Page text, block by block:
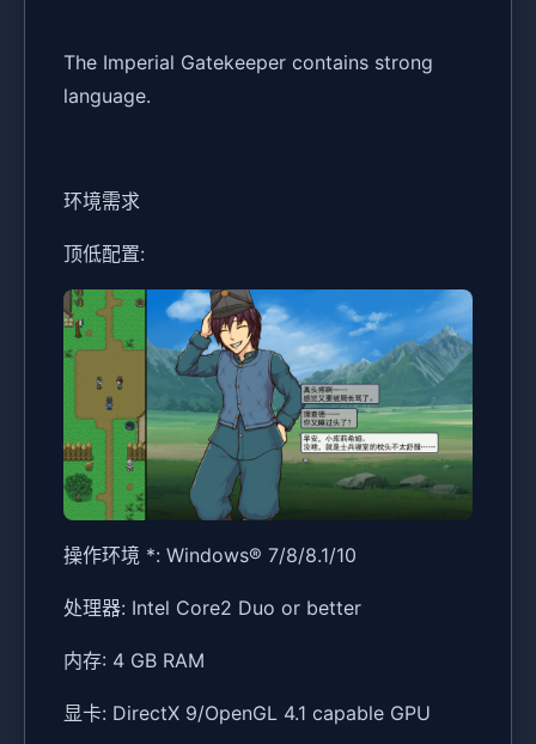
The Imperial Gatekeeper contains strong
language.
环境需求
顶低配置:
操作环境 *: Windows® 7/8/8.1/10
处理器: Intel Core2 Duo or better
内存: 4 GB RAM
显卡: DirectX 9/OpenGL 4.1 capable GPU